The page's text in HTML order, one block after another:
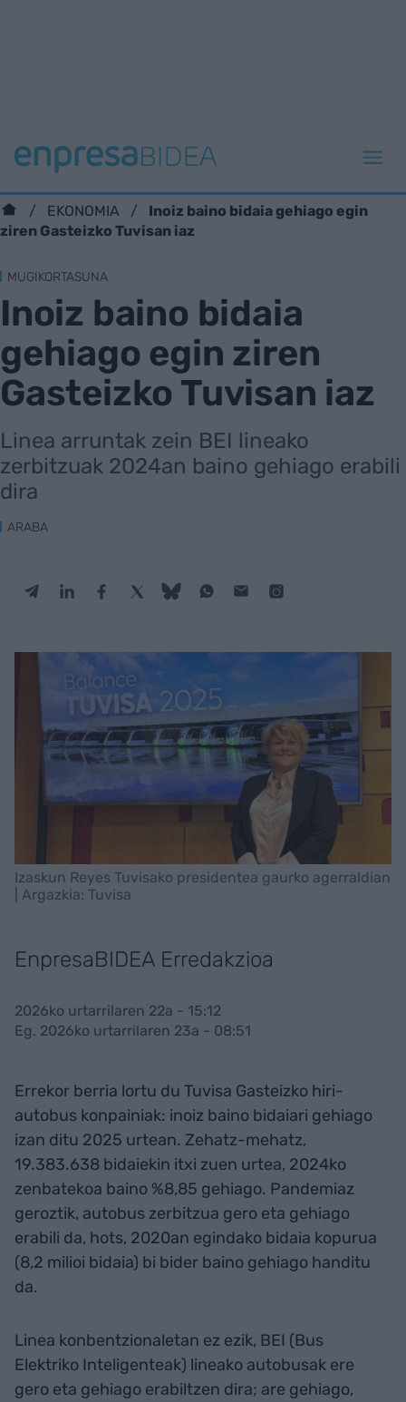
EKONOMIA
Inoiz baino bidaia gehiago egin
ziren Gasteizko Tuvisan iaz
MUGIKORTASUNA
Inoiz baino bidaia
gehiago egin ziren
Gasteizko Tuvisan iaz
Linea arruntak zein BEI lineako
zerbitzuak 2024an baino gehiago erabili
dira
ARABA
Izaskun Reyes Tuvisako presidentea gaurko agerraldian
| Argazkia: Tuvisa
EnpresaBIDEA Erredakzioa
2026ko urtarrilaren 22a - 15:12
Eg. 2026ko urtarrilaren 23a - 08:51
Errekor berria lortu du Tuvisa Gasteizko hiri-
autobus konpainiak: inoiz baino bidaiari gehiago
izan ditu 2025 urtean. Zehatz-mehatz,
19.383.638 bidaiekin itxi zuen urtea, 2024ko
zenbatekoa baino %8,85 gehiago. Pandemiaz
geroztik, autobus zerbitzua gero eta gehiago
erabili da, hots, 2020an egindako bidaia kopurua
(8,2 milioi bidaia) bi bider baino gehiago handitu
da.
Linea konbentzionaletan ez ezik, BEI (Bus
Elektriko Inteligenteak) lineako autobusak ere
gero eta gehiago erabiltzen dira; are gehiago,